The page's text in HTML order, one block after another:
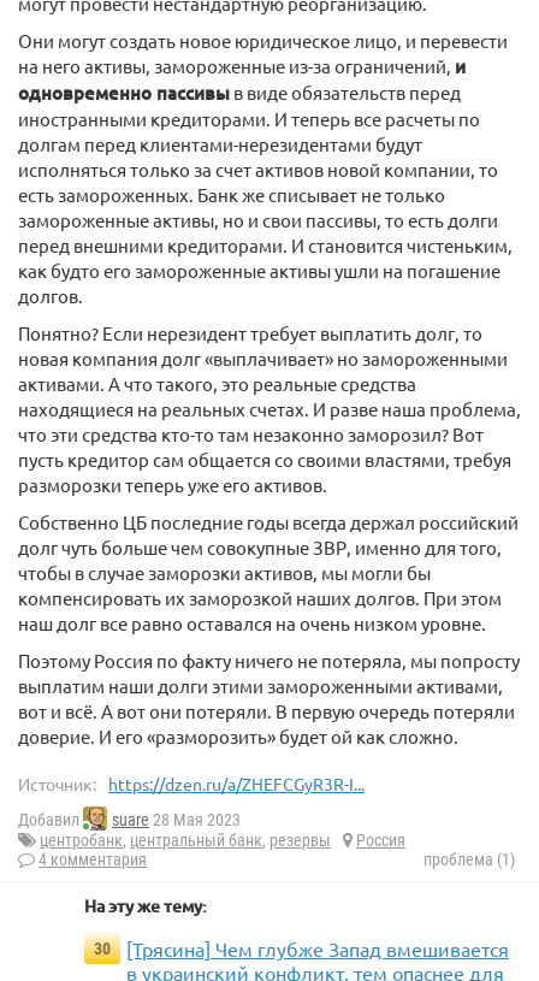
Они могут создать новое юридическое лицо, и перевести
на него активы, замороженные из-за ограничений, и
одновременно пассивы в виде обязательств перед
иностранными кредиторами. И теперь все расчеты по
долгам перед клиентами-нерезидентами будут
исполняться только за счет активов новой компании, то
есть замороженных. Банк же списывает не только
замороженные активы, но и свои пассивы, то есть долги
перед внешними кредиторами. И становится чистеньким,
как будто его замороженные активы ушли на погашение
долгов.
Понятно? Если нерезидент требует выплатить долг, то
новая компания долг «выплачивает» но замороженными
активами. А что такого, это реальные средства
находящиеся на реальных счетах. И разве наша проблема,
что эти средства кто-то там незаконно заморозил? Вот
пусть кредитор сам общается со своими властями, требуя
разморозки теперь уже его активов.
Собственно ЦБ последние годы всегда держал российский
долг чуть больше чем совокупные ЗВР, именно для того,
чтобы в случае заморозки активов, мы могли бы
компенсировать их заморозкой наших долгов. При этом
наш долг все равно оставался на очень низком уровне.
Поэтому Россия по факту ничего не потеряла, мы попросту
выплатим наши долги этими замороженными активами,
вот и всё. А вот они потеряли. В первую очередь потеряли
доверие. И его «разморозить» будет ой как сложно.
Источник: https://dzen.ru/a/ZHEFCGyR3R-I...
Добавил suare 28 Мая 2023
центробанк, центральный банк, резервы
Россия
4 комментария
проблема (1)
На эту же тему:
30
[Трясина] Чем глубже Запад вмешивается
в украинский конфликт, тем опаснее для